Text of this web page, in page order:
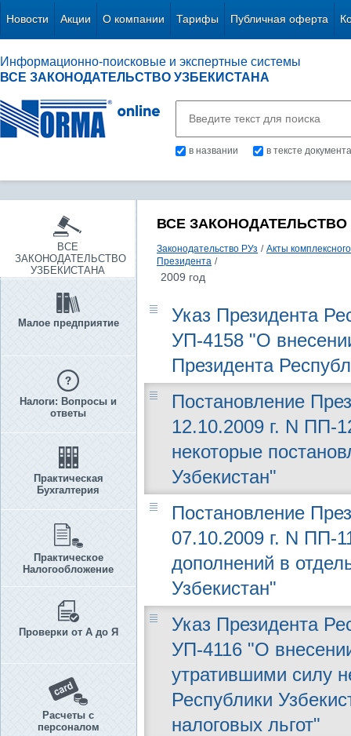
Новости Акции О компании Тарифы Публичная оферта
Информационно-поисковые и экспертные системы
ВСЕ ЗАКОНОДАТЕЛЬСТВО УЗБЕКИСТАНА
в названии в тексте документа
ВСЕ
ЗАКОНОДАТЕЛЬСТВО
УЗБЕКИСТАНА
Малое предприятие
Налоги: Вопросы и
ответы
Практическая
Бухгалтерия
Практическое
Налогообложение
Проверки от А до Я
Расчеты с
персоналом
ВСЕ ЗАКОНОДАТЕЛЬСТВО
Законодательство РУз / Акты
Президента /
2009 год
Указ Президента
УП-4158 "О
Президента
Постановление
12.10.2009 г. N ПП-
некоторые
Узбекистан"
Постановление
07.10.2009 г. N ПП-
дополнений в
Узбекистан"
Указ Президента
УП-4116 "О
утратившими силу
Республики
налоговых льгот"